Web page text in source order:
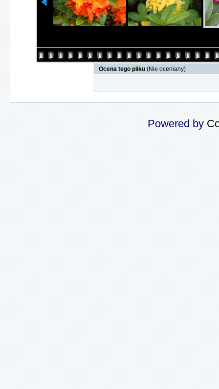
Ocena tego pliku (Nie oceniany)
Powered by